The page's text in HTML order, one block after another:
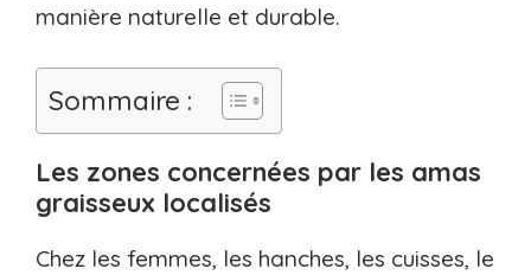
manière naturelle et durable.
Sommaire :
Les zones concernées par les amas
graisseux localisés
Chez les femmes, les hanches, les cuisses, le